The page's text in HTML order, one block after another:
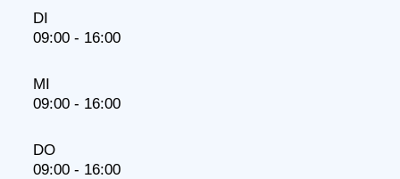
DI
09:00 - 16:00
MI
09:00 - 16:00
DO
09:00 - 16:00